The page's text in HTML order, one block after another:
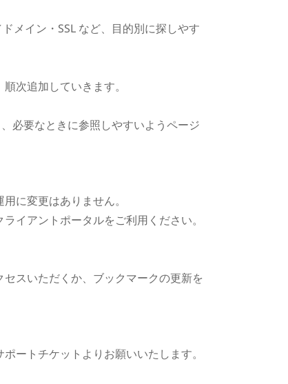
メイン・SSL など、目的別に探しやす
次追加していきます。
必要なときに参照しやすいようページ
に変更はありません。
イアントポータルをご利用ください。
スいただくか、ブックマークの更新を
ートチケットよりお願いいたします。